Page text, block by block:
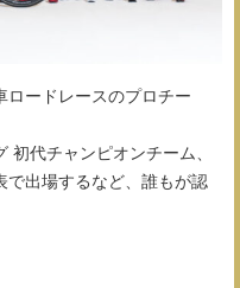
ロードレースのプロチー
代チャンピオンチーム、
で出場するなど、誰もが認